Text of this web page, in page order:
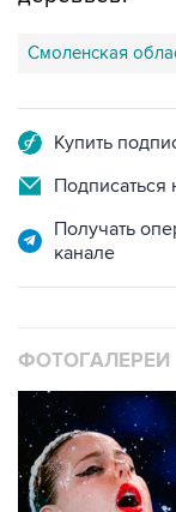
Смоленская
Купить
Подписаться
Получать
канале
ФОТОГАЛЕРЕИ